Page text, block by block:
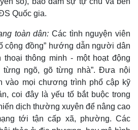
Quốc gia.
toàn dân:Các tình nguyện viên
cộng đồng” hướng dẫn người dân
thông minh - một hoạt động
từng ngõ, gõ từng nhà”. Đưa nội
vào mọi chương trình phổ cập kỹ
coi đây là yếu tố bắt buộc trong
dịch thường xuyên để nâng cao
tới tận cấp xã, phường. Các